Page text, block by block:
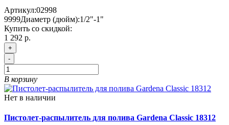
Артикул:02998
9999Диаметр (дюйм):1/2"-1"
Купить со скидкой:
1 292 р.
+
-
В корзину
Нет в наличии
Пистолет-распылитель для полива Gardena Classic 18312